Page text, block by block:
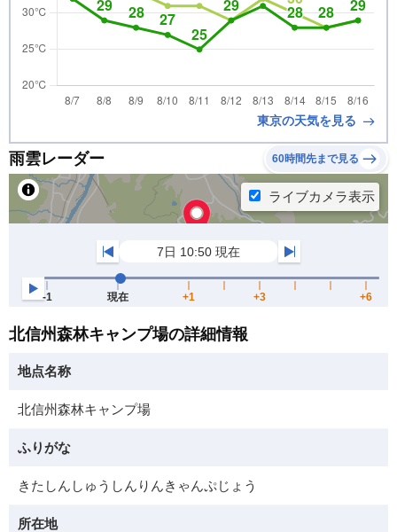
東京の天気を見る
雨雲レーダー 60時間先まで見る
北信州森林キャンプ場の詳細情報
地点名称
北信州森林キャンプ場
ふりがな
きたしんしゅうしんりんきゃんぷじょう
所在地